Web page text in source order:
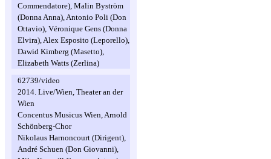
Commendatore), Malin Byström
(Donna Anna), Antonio Poli (Don
Ottavio), Véronique Gens (Donna
Elvira), Alex Esposito (Leporello),
Dawid Kimberg (Masetto),
Elizabeth Watts (Zerlina)
62739/video
2014. Live/Wien, Theater an der
Wien
Concentus Musicus Wien, Arnold
Schönberg-Chor
Nikolaus Harnoncourt (Dirigent),
André Schuen (Don Giovanni),